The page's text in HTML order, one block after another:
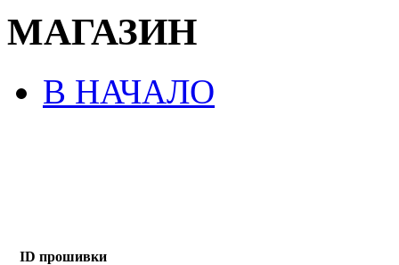
МАГАЗИН
В НАЧАЛО
ID прошивки